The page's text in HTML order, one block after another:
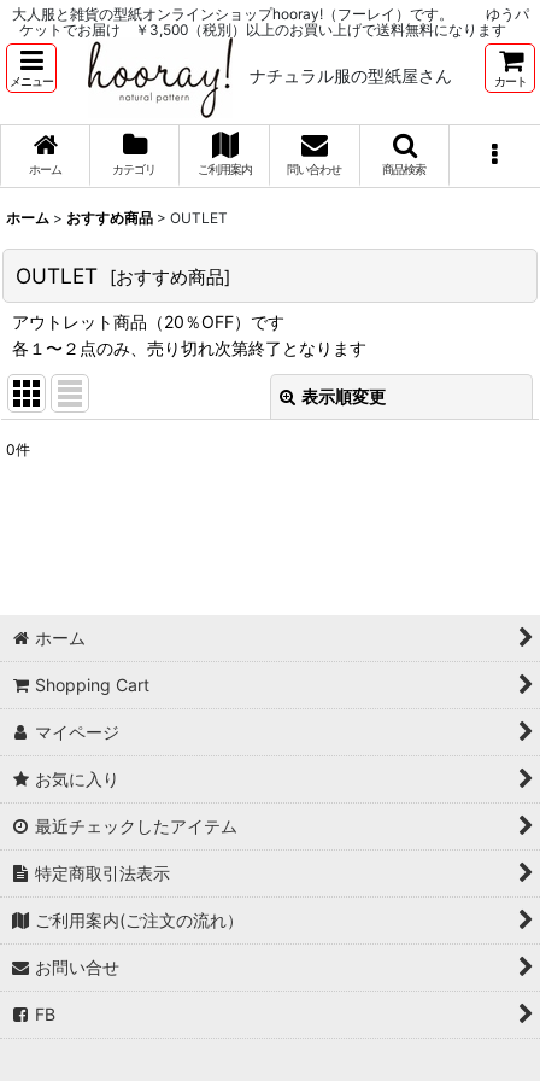
大人服と雑貨の型紙オンラインショップhooray!（フーレイ）です。 ゆうパ
ケットでお届け ￥3,500（税別）以上のお買い上げで送料無料になります
メニュー ナチュラル服の型紙屋さん カート
ホーム カテゴリ ご利用案内 問い合わせ 商品検索
ホーム > おすすめ商品 > OUTLET
OUTLET [おすすめ商品]
アウトレット商品（20％OFF）です
各１〜２点のみ、売り切れ次第終了となります
表示順変更
0件
ホーム
Shopping Cart
マイページ
お気に入り
最近チェックしたアイテム
特定商取引法表示
ご利用案内(ご注文の流れ）
お問い合せ
FB